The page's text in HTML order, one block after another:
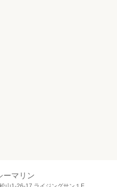
ーマリン